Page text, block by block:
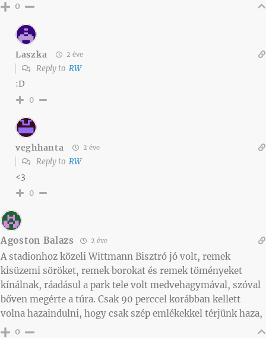
0
Laszka 2 éve
Reply to RW
:D
0
veghhanta 2 éve
Reply to RW
<3
0
Agoston Balazs 2 éve
A stadionhoz közeli Wittmann Bisztró jó volt, remek
kisüzemi söröket, remek borokat és remek töményeket
kínálnak, ráadásul a park tele volt medvehagymával, szóval
bőven megérte a túra. Csak 90 perccel korábban kellett
volna hazaindulni, hogy csak szép emlékekkel térjünk haza,
0